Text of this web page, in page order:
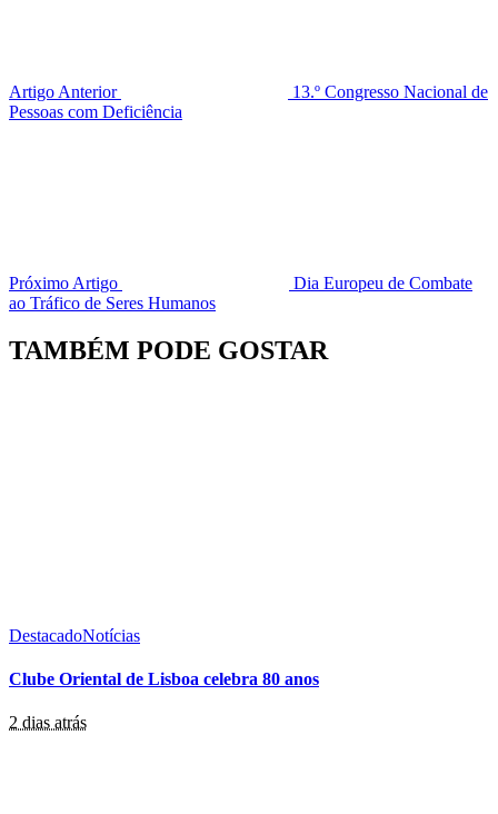
Artigo Anterior
13.º Congresso Nacional de
Pessoas com Deficiência
Próximo Artigo
Dia Europeu de Combate
ao Tráfico de Seres Humanos
TAMBÉM PODE GOSTAR
DestacadoNotícias
Clube Oriental de Lisboa celebra 80 anos
2 dias atrás